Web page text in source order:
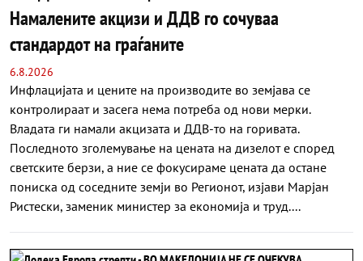
Намалените акцизи и ДДВ го сочуваа
стандардот на граѓаните
6.8.2026
Инфлацијата и цените на производите во земјава се
контролираат и засега нема потреба од нови мерки.
Владата ги намали акцизата и ДДВ-то на горивата.
Последното зголемување на цената на дизелот е според
светските берзи, а ние се фокусираме цената да остане
пониска од соседните земји во Регионот, изјави Марјан
Ристески, заменик министер за економија и труд....